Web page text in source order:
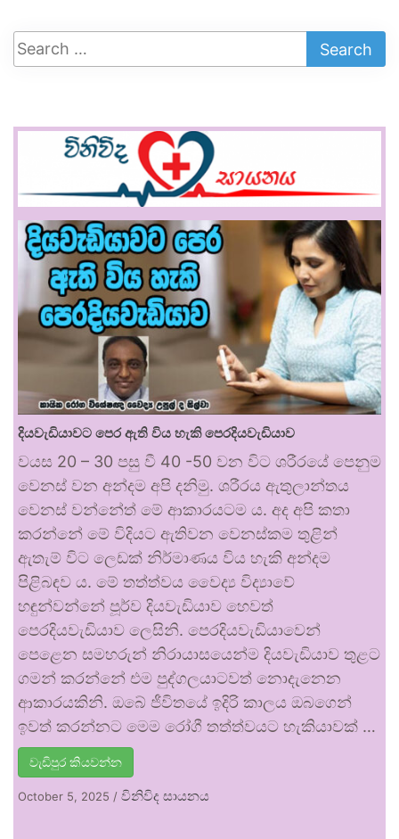
දියවැඩියාවට පෙර ඇති විය හැකි පෙරදියවැඩියාව
වයස 20 – 30 පසු වී 40 -50 වන විට ශරීරයේ පෙනුම
වෙනස් වන අන්දම අපි දනිමු. ශරීරය ඇතුලාන්තය
වෙනස් වන්නේත් මේ ආකාරයටම ය. අද අපි කතා
කරන්නේ මේ විදියට ඇතිවන වෙනස්කම තුළින්
ඇතැම් විට ලෙඩක් නිර්මාණය විය හැකි අන්දම
පිළිබඳව ය. මේ තත්ත්වය වෛද්‍ය විද්‍යාවේ
හඳුන්වන්නේ පූර්ව දියවැඩියාව හෙවත්
පෙරදියවැඩියාව ලෙසිනි. පෙරදියවැඩියාවෙන්
පෙළෙන සමහරුන් නිරායාසයෙන්ම දියවැඩියාව තුළට
ගමන් කරන්නේ එම පුද්ගලයාටවත් නොදැනෙන
ආකාරයකිනි. ඔබේ ජීවිතයේ ඉදිරි කාලය ඔබගෙන්
ඉවත් කරන්නට මෙම රෝගී තත්ත්වයට හැකියාවක් …
වැඩිපුර කියවන්න
October 5, 2025 / විනිවිද සායනය